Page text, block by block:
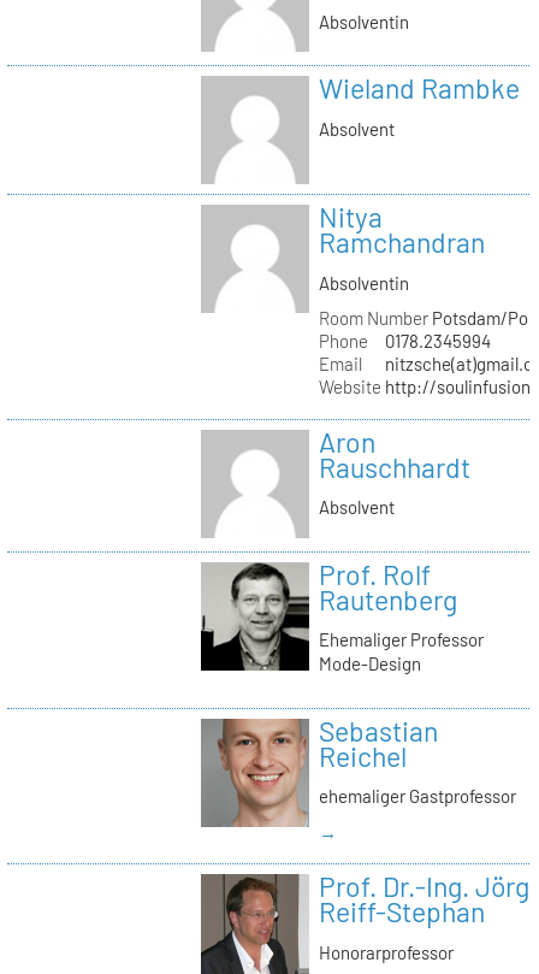
Absolventin
Wieland Rambke
Absolvent
Nitya
Ramchandran
Absolventin
Room NumberPotsdam/
Phone
0178.2345994
Email
Website http://
Aron
Rauschhardt
Absolvent
Prof. Rolf
Rautenberg
Ehemaliger Professor
Mode-Design
Sebastian
Reichel
ehemaliger Gastprofessor
→
Prof. Dr.-Ing. Jörg
Reiff-Stephan
Honorarprofessor